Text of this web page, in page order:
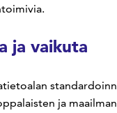
ja vaikuta
ja